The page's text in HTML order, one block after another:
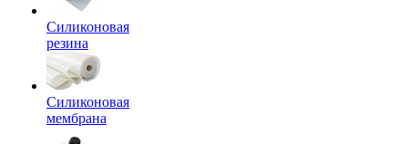
Силиконовая
резина
Силиконовая
мембрана